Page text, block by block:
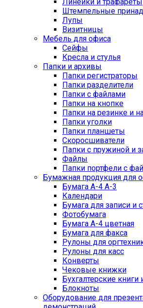
Линейки и трафареты
Штемпельные
Лупы
Визитницы
Мебель для офиса
Сейфы
Кресла и стулья
Папки и архивы
Папки регистраторы
Папки разделители
Папки с файлами
Папки на кнопке
Папки на резинке и
Папки уголки
Папки планшеты
Скоросшиватели
Папки с пружиной и
Файлы
Папки портфели с
Бумажная продукция для
Бумага А-4 А-3
Календари
Бумага для записи и
Фотобумага
Бумага А-4 цветная
Бумага для факса
Рулоны для
Рулоны для касс
Конверты
Чековые книжки
Бухгалтерские
Блокноты
Оборудование для